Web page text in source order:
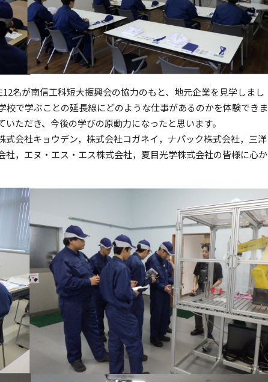
名が南信工科短大振興会の協力のもと、地元企業を見学しまし
で学ぶことの延長線にどのような仕事があるのかを体験できま
ただき、今後の学びの原動力になったと思います。
会社キョウデン，株式会社コガネイ，ナパック株式会社，三洋
，エヌ・エス・エス株式会社，夏目光学株式会社の皆様に心か